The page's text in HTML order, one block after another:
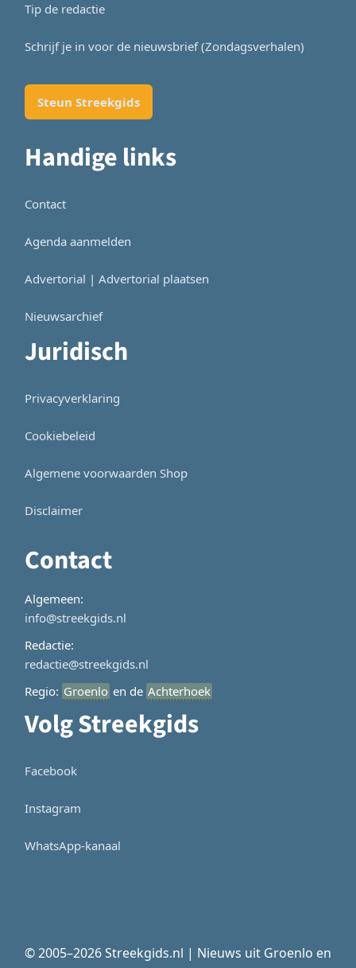
Tip de redactie
Schrijf je in voor de nieuwsbrief (Zondagsverhalen)
Steun Streekgids
Handige links
Contact
Agenda aanmelden
Advertorial | Advertorial plaatsen
Nieuwsarchief
Juridisch
Privacyverklaring
Cookiebeleid
Algemene voorwaarden Shop
Disclaimer
Contact
Algemeen:
info@streekgids.nl
Redactie:
redactie@streekgids.nl
Regio: Groenlo en de Achterhoek
Volg Streekgids
Facebook
Instagram
WhatsApp-kanaal
© 2005–2026 Streekgids.nl | Nieuws uit Groenlo en